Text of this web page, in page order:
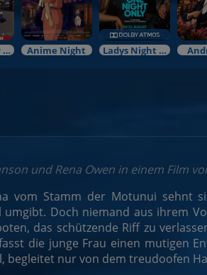
Mein erster Kinobesuch Anime Night Ladys Night Preview
und Rena Owen in einem Film
vom Stamm der Motunui sehnt
Doch niemand aus ihrem
das schützende Riff zu
die junge Frau einen mutigen
begleitet nur von dem treudoofen